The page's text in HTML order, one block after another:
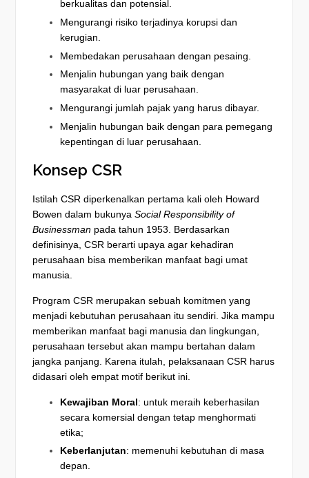
berkualitas dan potensial.
Mengurangi risiko terjadinya korupsi dan
kerugian.
Membedakan perusahaan dengan pesaing.
Menjalin hubungan yang baik dengan
masyarakat di luar perusahaan.
Mengurangi jumlah pajak yang harus dibayar.
Menjalin hubungan baik dengan para pemegang
kepentingan di luar perusahaan.
Konsep CSR
Istilah CSR diperkenalkan pertama kali oleh Howard
Bowen dalam bukunya Social Responsibility of
Businessmanpada tahun 1953. Berdasarkan
definisinya, CSR berarti upaya agar kehadiran
perusahaan bisa memberikan manfaat bagi umat
manusia.
Program CSR merupakan sebuah komitmen yang
menjadi kebutuhan perusahaan itu sendiri. Jika mampu
memberikan manfaat bagi manusia dan lingkungan,
perusahaan tersebut akan mampu bertahan dalam
jangka panjang. Karena itulah, pelaksanaan CSR harus
didasari oleh empat motif berikut ini.
Kewajiban Moral: untuk meraih keberhasilan
secara komersial dengan tetap menghormati
etika;
Keberlanjutan: memenuhi kebutuhan di masa
depan.